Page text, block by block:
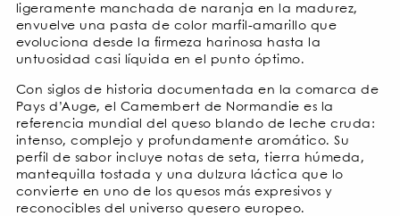
ligeramente manchada de naranja en la madurez,
envuelve una pasta de color marfil-amarillo que
evoluciona desde la firmeza harinosa hasta la
untuosidad casi líquida en el punto óptimo.
Con siglos de historia documentada en la comarca de
Pays d’Auge, el Camembert de Normandie es la
referencia mundial del queso blando de leche cruda:
intenso, complejo y profundamente aromático. Su
perfil de sabor incluye notas de seta, tierra húmeda,
mantequilla tostada y una dulzura láctica que lo
convierte en uno de los quesos más expresivos y
reconocibles del universo quesero europeo.